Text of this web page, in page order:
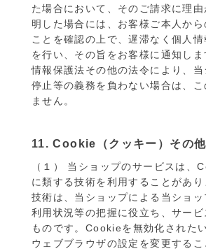
た場合において、そのご請求に理
明した場合には、お客様ご本人か
ことを確認の上で、遅滞なく個人
を行い、その旨をお客様に通知しま
情報保護法その他の法令により、
停止等の義務を負わない場合は、こ
ません。
11. Cookie（クッキー）その他
（１） 当ショップのサービスは、
に類する技術を利用することがあ
技術は、当ショップによる当ショ
利用状況等の把握に役立ち、サー
ものです。Cookieを無効化された
ウェブブラウザの設定を変更するこ